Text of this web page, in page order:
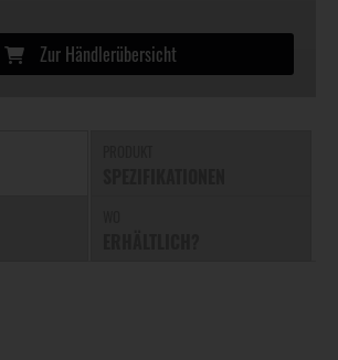
Zur Händlerübersicht